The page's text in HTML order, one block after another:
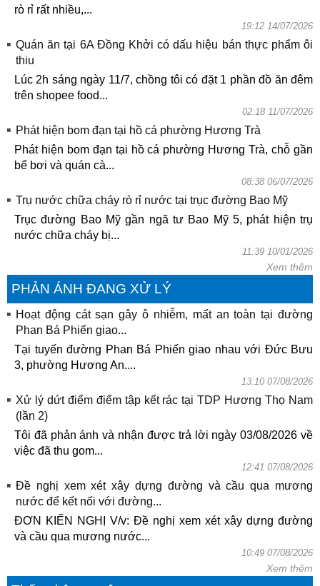
rò rỉ rất nhiều,...
19:12 14/07/2026
Quán ăn tại 6A Đồng Khởi có dấu hiệu bán thực phẩm ôi
thiu
Lúc 2h sáng ngày 11/7, chồng tôi có đặt 1 phần đồ ăn đêm
trên shopee food...
02:18 11/07/2026
Phát hiện bom đạn tại hồ cá phường Hương Trà
Phát hiện bom đạn tại hồ cá phường Hương Trà, chỗ gần
bể bơi và quán cà...
08:38 06/07/2026
Trụ nước chữa cháy rò rỉ nước tại trục đường Bao Mỹ
Trục đường Bao Mỹ gần ngã tư Bao Mỹ 5, phát hiện trụ
nước chữa cháy bị...
11:39 10/01/2026
Xem thêm
PHẢN ÁNH ĐANG XỬ LÝ
Hoạt động cát sạn gây ô nhiễm, mất an toàn tại đường
Phan Bá Phiến giao...
Tại tuyến đường Phan Bá Phiến giao nhau với Đức Bưu
3, phường Hương An....
13:10 07/08/2026
Xử lý dứt điểm điểm tập kết rác tại TDP Hương Thọ Nam
(lần 2)
Tôi đã phản ánh và nhận được trả lời ngày 03/08/2026 về
việc đã thu gom...
12:41 07/08/2026
Đề nghị xem xét xây dựng đường và cầu qua mương
nước để kết nối với đường...
ĐƠN KIẾN NGHỊ V/v: Đề nghị xem xét xây dựng đường
và cầu qua mương nước...
10:49 07/08/2026
Xem thêm